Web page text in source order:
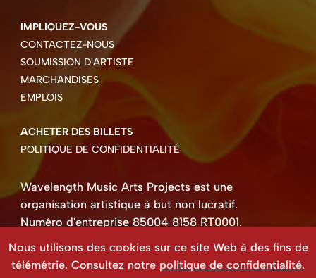
IMPLIQUEZ-VOUS
CONTACTEZ-NOUS
SOUMISSION D'ARTISTE
MARCHANDISES
EMPLOIS
ACHETER DES BILLETS
POLITIQUE DE CONFIDENTIALITÉ
Wavelength Music Arts Projects est une
organisation artistique à but non lucratif.
Numéro d'entreprise 85004 8158 RT0001.
Droits d'auteur ©2026 Wavelength Music Art
Projects
Site Web créé par Beehive Design.
Nous utilisons des cookies sur ce site Web à des fins de
télémétrie. Consultez notre politique de confidentialité.